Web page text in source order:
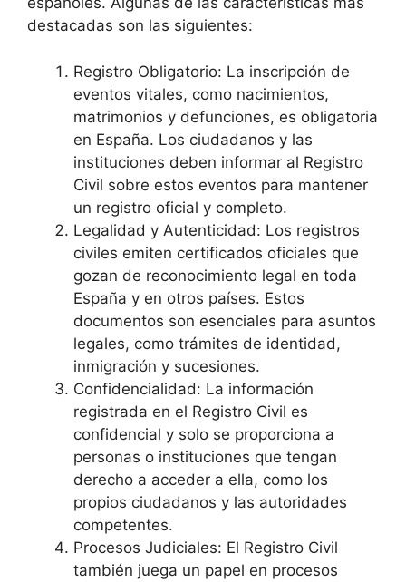
destacadas son las siguientes:
Registro Obligatorio: La inscripción de
eventos vitales, como nacimientos,
matrimonios y defunciones, es obligatoria
en España. Los ciudadanos y las
instituciones deben informar al Registro
Civil sobre estos eventos para mantener
un registro oficial y completo.
Legalidad y Autenticidad: Los registros
civiles emiten certificados oficiales que
gozan de reconocimiento legal en toda
España y en otros países. Estos
documentos son esenciales para asuntos
legales, como trámites de identidad,
inmigración y sucesiones.
Confidencialidad: La información
registrada en el Registro Civil es
confidencial y solo se proporciona a
personas o instituciones que tengan
derecho a acceder a ella, como los
propios ciudadanos y las autoridades
competentes.
Procesos Judiciales: El Registro Civil
también juega un papel en procesos